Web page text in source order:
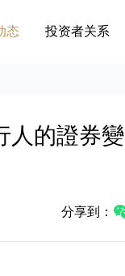
态 投资者关系
人的證券變
分享到：